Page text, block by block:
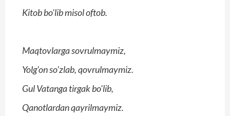
Kitob bo'lib misol oftob.
Maqtovlarga sovrulmaymiz,
Yolg'on so'zlab, qovrulmaymiz.
Gul Vatanga tirgak bo'lib,
Qanotlardan qayrilmaymiz.